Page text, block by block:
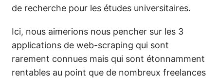
de recherche pour les études universitaires.
Ici, nous aimerions nous pencher sur les 3
applications de web-scraping qui sont
rarement connues mais qui sont étonnamment
rentables au point que de nombreux freelances